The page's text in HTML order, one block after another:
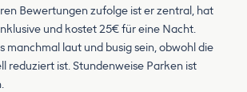
Bewertungen zufolge ist er zentral, hat
und kostet 25€ für eine Nacht.
manchmal laut und busig sein, obwohl die
reduziert ist. Stundenweise Parken ist